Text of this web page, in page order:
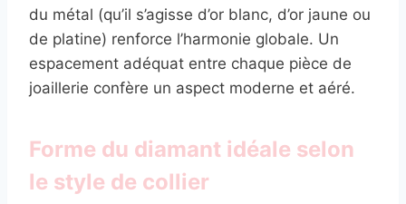
du métal (qu’il s’agisse d’or blanc, d’or jaune ou
de platine) renforce l’harmonie globale. Un
espacement adéquat entre chaque pièce de
joaillerie confère un aspect moderne et aéré.
Forme du diamant idéale selon
le style de collier